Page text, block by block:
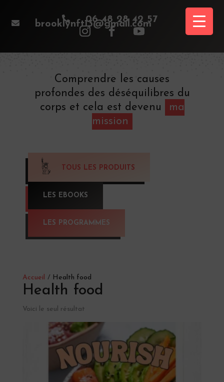
 06 48 28 42 57
 brooklynft13@gmail.com
Comprendre les causes
profondes des déséquilibres du
corps et cela est devenu
ma
mission
TOUS LES PRODUITS
LES EBOOKS
LES PROGRAMMES
Accueil / Health food
Health food
Voici le seul résultat